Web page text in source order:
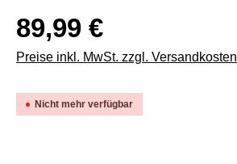
89,99 €
Preise inkl. MwSt. zzgl. Versandkosten
Nicht mehr verfügbar